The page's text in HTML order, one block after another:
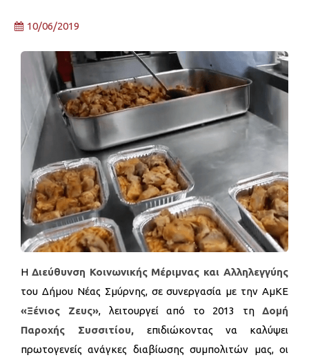
10/06/2019
Η Διεύθυνση Κοινωνικής Μέριμνας και Αλληλεγγύης
του Δήμου Νέας Σμύρνης, σε συνεργασία με την ΑμΚΕ
«Ξένιος Ζευς», λειτουργεί από το 2013 τηΔομή
Παροχής Συσσιτίου, επιδιώκοντας να καλύψει
πρωτογενείς ανάγκες διαβίωσης συμπολιτών μας, οι